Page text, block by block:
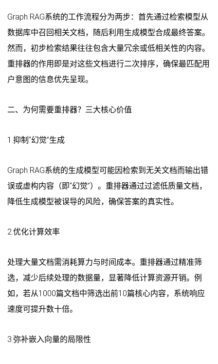
Graph RAG系统的工作流程分为两步：首先通过检索模型从
数据库中召回相关文档，随后利用生成模型合成最终答案。
然而，初步检索结果往往包含大量冗余或低相关性的内容。
重排器的作用即是对这些文档进行二次排序，确保最匹配用
户意图的信息优先呈现。
二、为何需要重排器？三大核心价值
1.抑制“幻觉”生成
Graph RAG系统的生成模型可能因检索到无关文档而输出错
误或虚构内容（即“幻觉”）。重排器通过过滤低质量文档，
降低生成模型被误导的风险，确保答案的真实性。
2.优化计算效率
处理大量文档需消耗算力与时间成本。重排器通过精准筛
选，减少后续处理的数据量，显著降低计算资源开销。例
如，若从1000篇文档中筛选出前10篇核心内容，系统响应
速度可提升数十倍。
3.弥补嵌入向量的局限性